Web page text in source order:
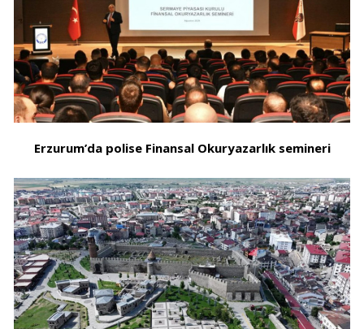
Erzurum’da polise Finansal Okuryazarlık semineri